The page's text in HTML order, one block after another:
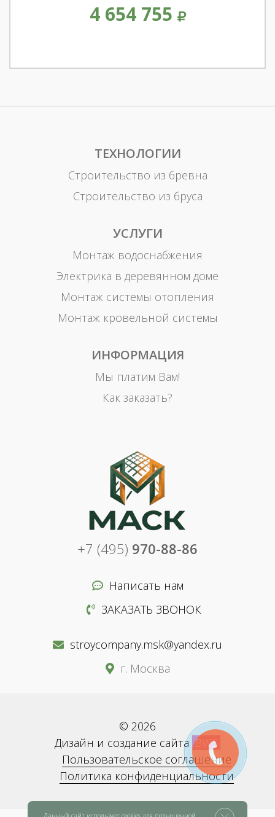
4 654 755
ТЕХНОЛОГИИ
Строительство из бревна
Строительство из бруса
УСЛУГИ
Монтаж водоснабжения
Электрика в деревянном доме
Монтаж системы отопления
Монтаж кровельной системы
ИНФОРМАЦИЯ
Мы платим Вам!
Как заказать?
+7 (495) 970-88-86
Написать нам
ЗАКАЗАТЬ ЗВОНОК
stroycompany.msk@yandex.ru
г. Москва
© 2026
Дизайн и создание сайта BWS
Пользовательское соглашение
Политика конфиденциальности